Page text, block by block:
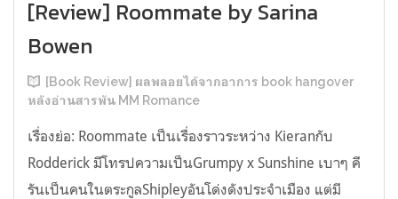
[Review] Roommate by Sarina
Bowen
[Book Review] ผลพลอยได้จากอาการ book hangover
หลังอ่านสารพัน MM Romance
เรื่องย่อ: Roommate เป็นเรื่องราวระหว่าง Kieranกับ
Rodderick มีโทรปความเป็นGrumpy x Sunshine เบาๆ คี
รันเป็นคนในตระกูลShipleyอันโด่งดังประจำเมือง แต่มี